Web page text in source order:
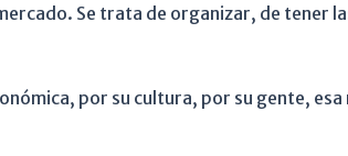
Se trata de organizar, de tener
por su cultura, por su gente, esa